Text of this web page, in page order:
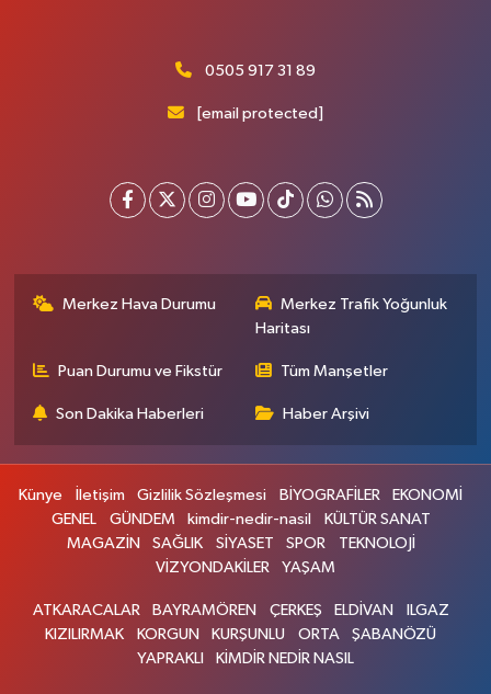
0505 917 31 89
[email protected]
Merkez Hava Durumu
Merkez Trafik Yoğunluk
Haritası
Puan Durumu ve Fikstür Tüm Manşetler
Son Dakika Haberleri Haber Arşivi
Künye İletişim Gizlilik Sözleşmesi BİYOGRAFİLER
EKONOMİ
GENEL
GÜNDEM kimdir-nedir-nasil
KÜLTÜR SANAT
MAGAZİN
SAĞLIK SİYASET SPOR
TEKNOLOJİ
VİZYONDAKİLER
YAŞAM
ATKARACALAR BAYRAMÖREN ÇERKEŞ ELDİVAN
ILGAZ
KIZILIRMAK
KORGUN KURŞUNLU ORTA
ŞABANÖZÜ
YAPRAKLI
KİMDİR NEDİR NASIL